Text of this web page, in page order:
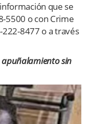
que se
5500 o con Crime
8477 o a través
apuñalamiento sin